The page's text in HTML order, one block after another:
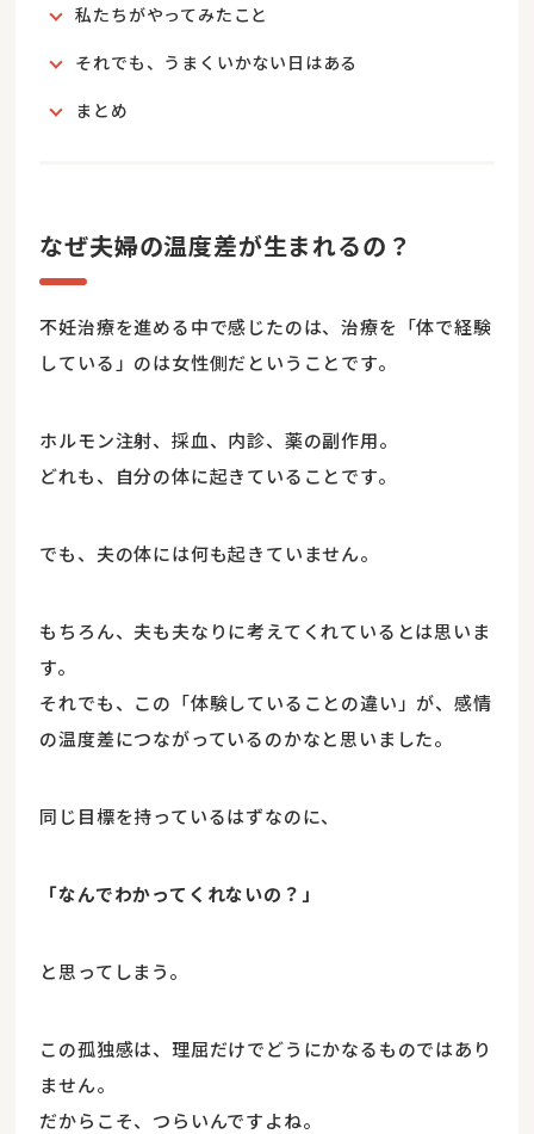
私たちがやってみたこと
それでも、うまくいかない日はある
まとめ
なぜ夫婦の温度差が生まれるの？
不妊治療を進める中で感じたのは、治療を「体で経験
している」のは女性側だということです。
ホルモン注射、採血、内診、薬の副作用。
どれも、自分の体に起きていることです。
でも、夫の体には何も起きていません。
もちろん、夫も夫なりに考えてくれているとは思いま
す。
それでも、この「体験していることの違い」が、感情
の温度差につながっているのかなと思いました。
同じ目標を持っているはずなのに、
「なんでわかってくれないの？」
と思ってしまう。
この孤独感は、理屈だけでどうにかなるものではあり
ません。
だからこそ、つらいんですよね。